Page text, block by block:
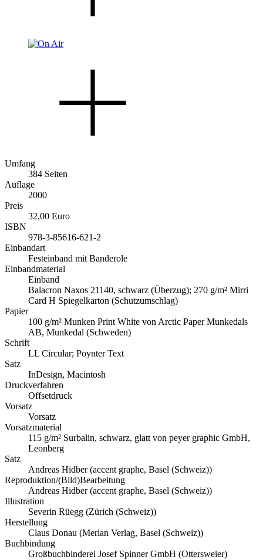
Umfang
384 Seiten
Auflage
2000
Preis
32,00 Euro
ISBN
978-3-85616-621-2
Einbandart
Festeinband mit Banderole
Einbandmaterial
Einband
Balacron Naxos 21140, schwarz (Überzug); 270 g/m² Mirri
Card H Spiegelkarton (Schutzumschlag)
Papier
100 g/m² Munken Print White von Arctic Paper Munkedals
AB, Munkedal (Schweden)
Schrift
LL Circular; Poynter Text
Satz
InDesign, Macintosh
Druckverfahren
Offsetdruck
Vorsatz
Vorsatz
Vorsatzmaterial
115 g/m² Surbalin, schwarz, glatt von peyer graphic GmbH,
Leonberg
Satz
Andreas Hidber (accent graphe, Basel (Schweiz))
Reproduktion/(Bild)Bearbeitung
Andreas Hidber (accent graphe, Basel (Schweiz))
Illustration
Severin Rüegg (Zürich (Schweiz))
Herstellung
Claus Donau (Merian Verlag, Basel (Schweiz))
Buchbindung
Großbuchbinderei Josef Spinner GmbH (Ottersweier)